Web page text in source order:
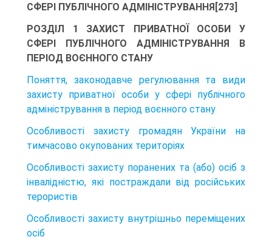
СФЕРІ ПУБЛІЧНОГО АДМІНІСТРУВАННЯ[273]
РОЗДІЛ 1 ЗАХИСТ ПРИВАТНОЇ ОСОБИ У
СФЕРІ ПУБЛІЧНОГО АДМІНІСТРУВАННЯ В
ПЕРІОД ВОЄННОГО СТАНУ
Поняття, законодавче регулювання та види
захисту приватної особи у сфері публічного
адміністрування в період воєнного стану
Особливості захисту громадян України на
тимчасово окупованих територіях
Особливості захисту поранених та (або) осіб з
інвалідністю, які постраждали від російських
терористів
Особливості захисту внутрішньо переміщених
осіб